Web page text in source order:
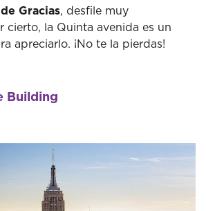
Gracias, desfile muy
cierto, la Quinta avenida es un
apreciarlo. ¡No te la pierdas!
Building